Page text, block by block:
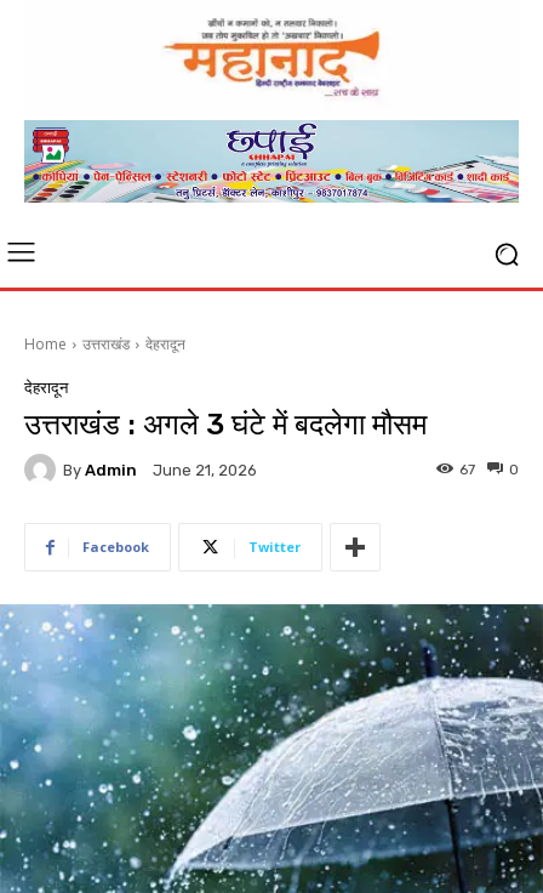
Home उत्तराखंड देहरादून
देहरादून
उत्तराखंड : अगले 3 घंटे में बदलेगा मौसम
By Admin June 21, 2026 0
67
Facebook Twitter